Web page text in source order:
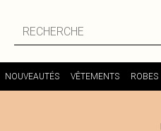
NOUVEAUTÉS VÊTEMENTS ROBES